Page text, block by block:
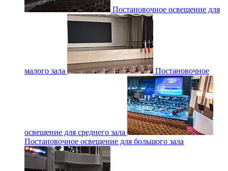
Постановочное освещение для
малого зала Постановочное
освещение для среднего зала
Постановочное освещение для большого зала